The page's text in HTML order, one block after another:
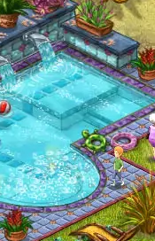
informații suplimentare:
de la upjers